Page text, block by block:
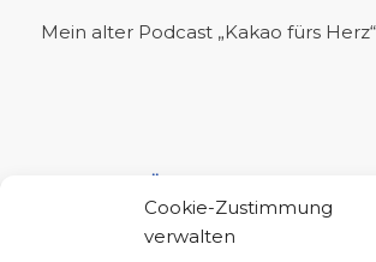
Cookie-Zustimmung
verwalten
Mein alter Podcast „Kakao fürs Herz“